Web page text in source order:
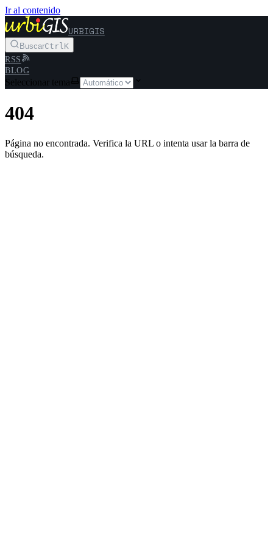
Ir al contenido
URBIGIS
BuscarCtrlK
RSS
BLOG
Seleccionar tema
404
Página no encontrada. Verifica la URL o intenta usar la barra de
búsqueda.